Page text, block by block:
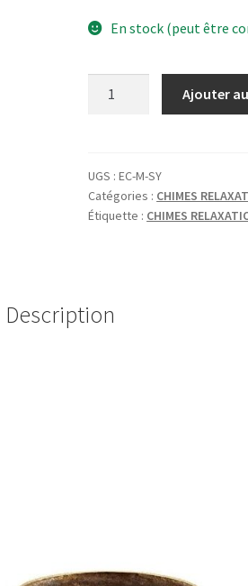
En stock (peut être
ENERGY
CHIMES
EC-
"SACRÉ"
Ajouter
UGS :EC-M-SY
Catégories : CHIMES
Étiquette : CHIMES
Description